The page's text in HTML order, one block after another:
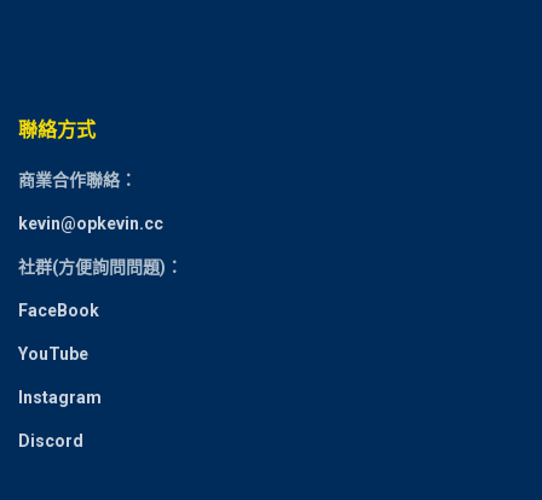
聯絡方式
商業合作聯絡：
kevin@opkevin.cc
社群(方便詢問問題)：
FaceBook
YouTube
Instagram
Discord